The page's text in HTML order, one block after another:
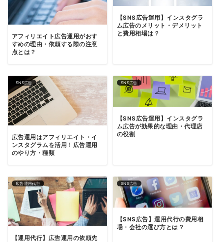
アフィリエイト広告運用がおす
すめの理由・依頼する際の注意
点とは？
【SNS広告運用】インスタグラ
ム広告のメリット・デメリット
と費用相場は？
SNS広告
広告運用はアフィリエイト・イ
ンスタグラムを活用！広告運用
のやり方・種類
SNS広告
【SNS広告運用】インスタグラ
ム広告が効果的な理由・代理店
の役割
広告運用代行
【運用代行】広告運用の依頼先
SNS広告
【SNS広告】運用代行の費用相
場・会社の選び方とは？